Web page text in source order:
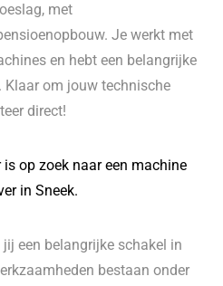
met
Je werkt met
en hebt een belangrijke
Klaar om jouw technische
direct!
op zoek naar een machine
in Sneek.
een belangrijke schakel in
bestaan onder